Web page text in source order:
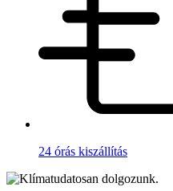
24 órás kiszállítás